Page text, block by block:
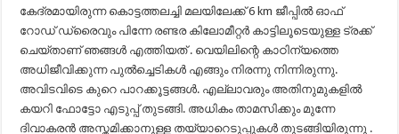
കേദ്രമായിരുന്ന കൊട്ടത്തലച്ചി മലയിലേക്ക് 6 km ജീപ്പിൽ ഓഫ്
റോഡ് ഡ്രൈവും പിന്നേ രണ്ടര കിലോമീറ്റർ കാട്ടിലൂടെയുള്ള ട്രക്ക്
ചെയ്താണ് ഞങ്ങൾ എത്തിയത് . വെയിലിന്റെ കാഠിന്യത്തെ
അധിജീവിക്കുന്ന പുൽച്ചെടികൾ എങ്ങും നിരന്നു നിന്നിരുന്നു.
അവിടവിടെ കുറെ പാറക്കൂട്ടങ്ങൾ. എല്ലാവരും അതിനുമുകളിൽ
കയറി ഫോട്ടോ എടുപ്പ് തുടങ്ങി. അധികം താമസിക്കും മുന്നേ
ദിവാകരൻ അസ്തമിക്കാനുള്ള തയ്യാറെടുപ്പുകൾ തുടങ്ങിയിരുന്നു .